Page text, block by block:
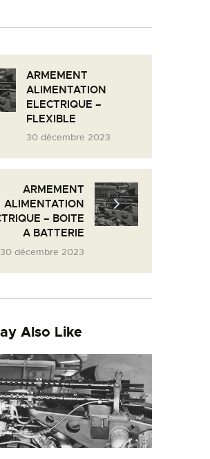
D’ENVOL
ARMEMENT
ALIMENTATION
ELECTRIQUE –
FLEXIBLE
30 décembre 2023
ARMEMENT
ALIMENTATION
– BOITE
A BATTERIE
30 décembre 2023
Also Like